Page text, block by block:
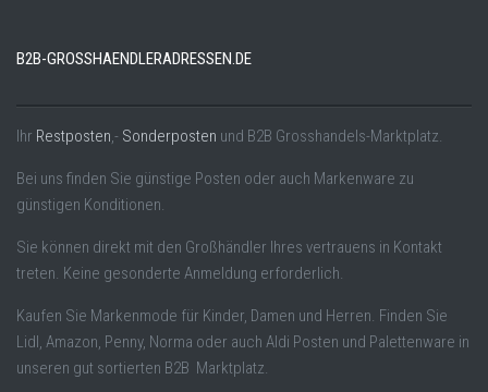
B2B-GROSSHAENDLERADRESSEN.DE
Ihr Restposten,- Sonderposten und B2B Grosshandels-Marktplatz.
Bei uns finden Sie günstige Posten oder auch Markenware zu
günstigen Konditionen.
Sie können direkt mit den Großhändler Ihres vertrauens in Kontakt
treten. Keine gesonderte Anmeldung erforderlich.
Kaufen Sie Markenmode für Kinder, Damen und Herren. Finden Sie
Lidl, Amazon, Penny, Norma oder auch Aldi Posten und Palettenware in
unseren gut sortierten B2B Marktplatz.